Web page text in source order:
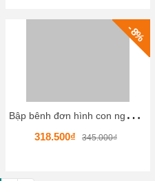
- 8%
B
ập bênh đơn hình con ngựa 01 HKCBB6-4
318.500₫ 345.000₫